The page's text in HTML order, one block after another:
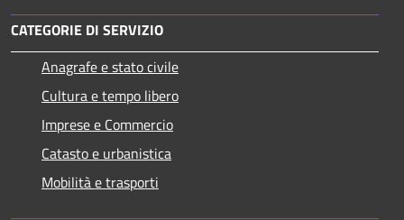
CATEGORIE DI SERVIZIO
Anagrafe e stato civile
Cultura e tempo libero
Imprese e Commercio
Catasto e urbanistica
Mobilità e trasporti